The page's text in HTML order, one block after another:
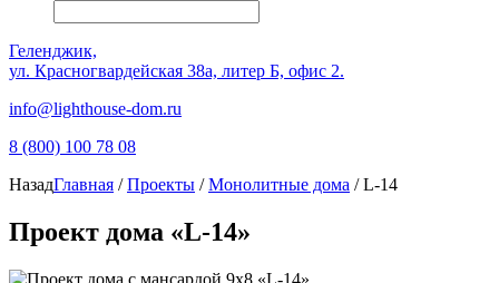
Геленджик,
ул. Красногвардейская 38а, литер Б, офис 2.
info@lighthouse-dom.ru
8 (800) 100 78 08
НазадГлавная /Проекты /Монолитные дома /L-14
Проект дома «L-14»